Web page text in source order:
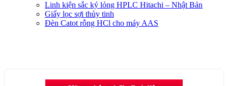
Linh kiện sắc ký lỏng HPLC Hitachi – Nhật Bản
Giấy lọc sợi thủy tinh
Đèn Catot rỗng HCl cho máy AAS